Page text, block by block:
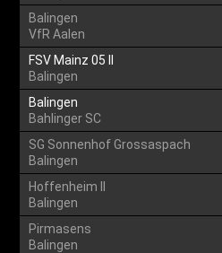
Balingen
VfR Aalen
FSV Mainz 05 II
Balingen
Balingen
Bahlinger SC
SG Sonnenhof Grossaspach
Balingen
Hoffenheim II
Balingen
Pirmasens
Balingen